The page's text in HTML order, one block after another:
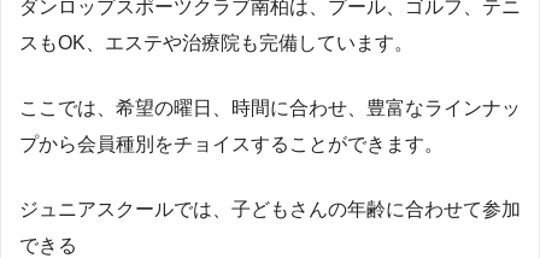
ダンロップスポーツクラブ南柏は、プール、ゴルフ、テニ
スもOK、エステや治療院も完備しています。
ここでは、希望の曜日、時間に合わせ、豊富なラインナッ
プから会員種別をチョイスすることができます。
ジュニアスクールでは、子どもさんの年齢に合わせて参加
できる